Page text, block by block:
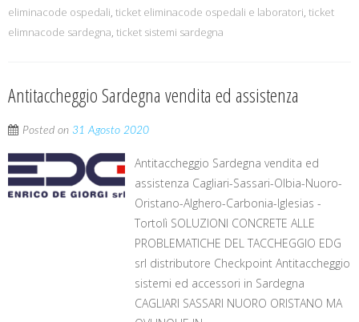
eliminacode ospedali, ticket eliminacode ospedali e laboratori, ticket
elimnacode sardegna, ticket sistemi sardegna
Antitaccheggio Sardegna vendita ed assistenza
Posted on 31 Agosto 2020
Antitaccheggio Sardegna vendita ed
assistenza Cagliari-Sassari-Olbia-Nuoro-
Oristano-Alghero-Carbonia-Iglesias -
Tortolì SOLUZIONI CONCRETE ALLE
PROBLEMATICHE DEL TACCHEGGIO EDG
srl distributore Checkpoint Antitaccheggio
sistemi ed accessori in Sardegna
CAGLIARI SASSARI NUORO ORISTANO MA